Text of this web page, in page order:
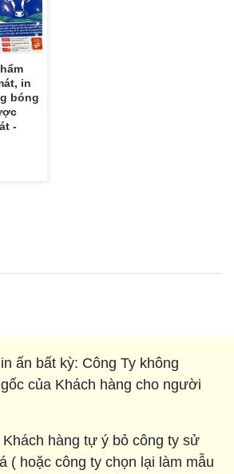
in
bóng
-
ấn bất kỳ: Công Ty không
của Khách hàng cho người
hàng tự ý bỏ công ty sử
( hoặc công ty chọn lại làm mẫu